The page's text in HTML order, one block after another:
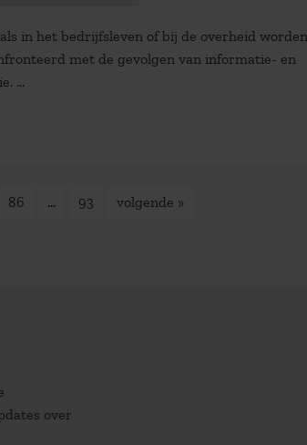
in het bedrijfsleven of bij de overheid
met de gevolgen van informatie- en
...
86 … 93 volgende »
over